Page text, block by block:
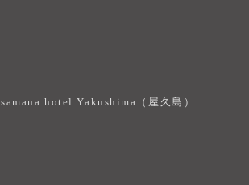
samana hotel Yakushima（屋久島）